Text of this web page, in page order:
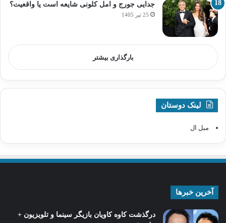
جدایی جورج و امل کلونی شایعه است یا واقعیت؟
25 تیر 1405
بارگذاری بیشتر
لینک دوستان
مبل ال
آخرین خبرها
درگذشت کاوه کاویان بازیگر سینما و تلویزیون +